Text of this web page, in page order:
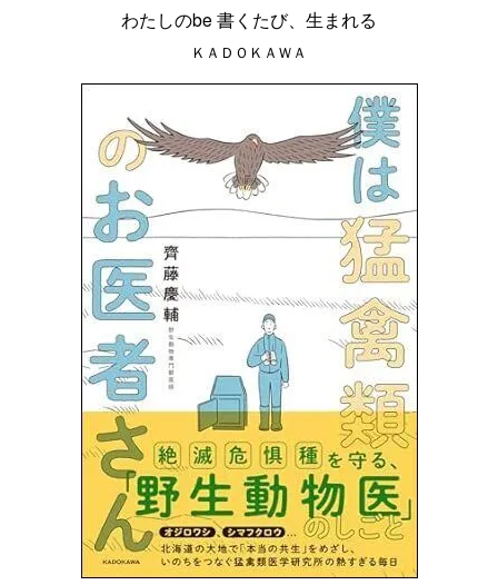
わたしのbe 書くたび、生まれる
ＫＡＤＯＫＡＷＡ